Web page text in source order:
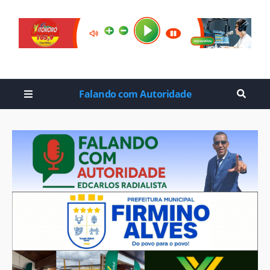
Falando com Autoridade